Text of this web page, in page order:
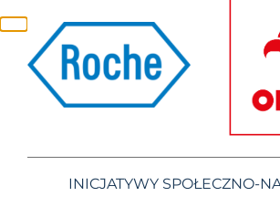
INICJATYWY SPOŁECZNO-